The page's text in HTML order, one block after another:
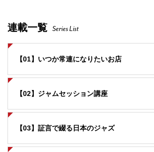
連載一覧 Series List
【01】いつか常連になりたいお店
【02】ジャムセッション講座
【03】証言で綴る日本のジャズ